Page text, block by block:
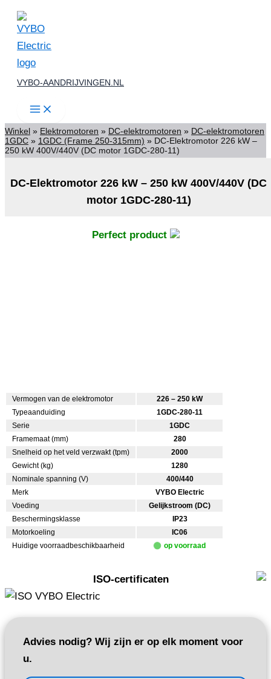
Ga
naar
inhoud
VYBO-AANDRIJVINGEN.NL
Winkel » Elektromotoren » DC-elektromotoren » DC-elektromotoren
1GDC » 1GDC (Frame 250-315mm) » DC-Elektromotor 226 kW –
250 kW 400V/440V (DC motor 1GDC-280-11)
DC-Elektromotor 226 kW – 250 kW 400V/440V (DC
motor 1GDC-280-11)
Perfect product
Vermogen van de elektromotor
226 – 250 kW
Typeaanduiding
1GDC-280-11
Serie
1GDC
Framemaat (mm)
280
Snelheid op het veld verzwakt (tpm)
2000
Gewicht (kg)
1280
Nominale spanning (V)
400/440
Merk
VYBO Electric
Voeding
Gelijkstroom (DC)
Beschermingsklasse
IP23
Motorkoeling
IC06
Huidige voorraadbeschikbaarheid
op voorraad
ISO-certificaten
Advies nodig? Wij zijn er op elk moment voor
u.